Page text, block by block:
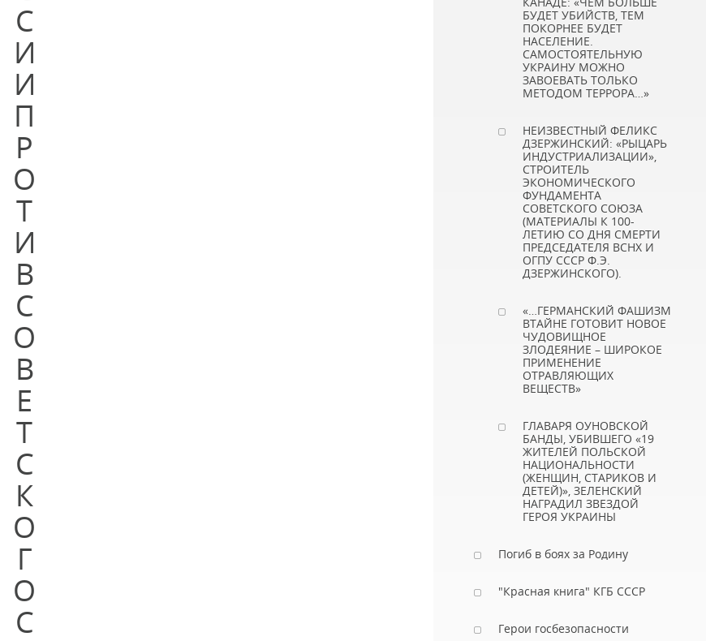
С
И
И
П
Р
О
Т
И
В
С
О
В
Е
Т
С
К
О
Г
О
С
БУДЕТ УБИЙСТВ, ТЕМ
ПОКОРНЕЕ БУДЕТ
НАСЕЛЕНИЕ.
САМОСТОЯТЕЛЬНУЮ
УКРАИНУ МОЖНО
ЗАВОЕВАТЬ ТОЛЬКО
МЕТОДОМ ТЕРРОРА…»
НЕИЗВЕСТНЫЙ ФЕЛИКС
ДЗЕРЖИНСКИЙ: «РЫЦАРЬ
ИНДУСТРИАЛИЗАЦИИ»,
СТРОИТЕЛЬ
ЭКОНОМИЧЕСКОГО
ФУНДАМЕНТА
СОВЕТСКОГО СОЮЗА
(МАТЕРИАЛЫ К 100-
ЛЕТИЮ СО ДНЯ СМЕРТИ
ПРЕДСЕДАТЕЛЯ ВСНХ И
ОГПУ СССР Ф.Э.
ДЗЕРЖИНСКОГО).
«…ГЕРМАНСКИЙ ФАШИЗМ
ВТАЙНЕ ГОТОВИТ НОВОЕ
ЧУДОВИЩНОЕ
ЗЛОДЕЯНИЕ – ШИРОКОЕ
ПРИМЕНЕНИЕ
ОТРАВЛЯЮЩИХ
ВЕЩЕСТВ»
ГЛАВАРЯ ОУНОВСКОЙ
БАНДЫ, УБИВШЕГО «19
ЖИТЕЛЕЙ ПОЛЬСКОЙ
НАЦИОНАЛЬНОСТИ
(ЖЕНЩИН, СТАРИКОВ И
ДЕТЕЙ)», ЗЕЛЕНСКИЙ
НАГРАДИЛ ЗВЕЗДОЙ
ГЕРОЯ УКРАИНЫ
Погиб в боях за Родину
"Красная книга" КГБ СССР
Герои госбезопасности